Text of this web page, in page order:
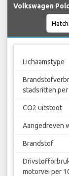
Volkswagen
Lichaamstype
stadsritten per
CO2 uitstoot
Aangedreven
Brandstof
motorvei per